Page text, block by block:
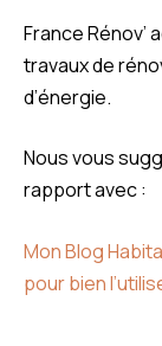
France
travaux de
d’énergie.
Nous vous
rapport avec :
Mon Blog
pour bien